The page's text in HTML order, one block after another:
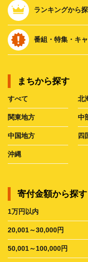
ランキングから
番組・特集・キ
まちから探す
すべて 北
関東地方 中
中国地方 四
沖縄
寄付金額から探す
1万円以内
20,001～30,000円
50,001～100,000円